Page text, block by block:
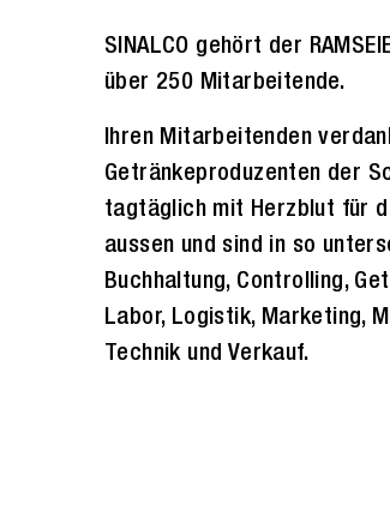
SINALCO gehört der
über 250 Mitarbeitende.
Ihren Mitarbeitenden
Getränkeproduzenten der
tagtäglich mit Herzblut für
aussen und sind in so
Buchhaltung, Controlling,
Labor, Logistik, Marketing,
Technik und Verkauf.